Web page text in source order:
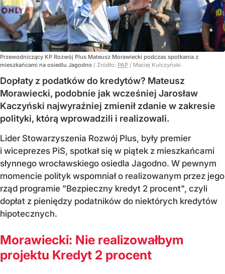
Przewodniczący KP Rozwój Plus Mateusz Morawiecki podczas spotkania z
mieszkańcami na osiedlu Jagodno / Źródło: PAP / Maciej Kulczyński
Dopłaty z podatków do kredytów? Mateusz
Morawiecki, podobnie jak wcześniej Jarosław
Kaczyński najwyraźniej zmienił zdanie w zakresie
polityki, którą wprowadzili i realizowali.
Lider Stowarzyszenia Rozwój Plus, były premier
i wiceprezes PiS, spotkał się w piątek z mieszkańcami
słynnego wrocławskiego osiedla Jagodno. W pewnym
momencie polityk wspomniał o realizowanym przez jego
rząd programie "Bezpieczny kredyt 2 procent", czyli
dopłat z pieniędzy podatników do niektórych kredytów
hipotecznych.
Morawiecki: Nie realizowałbym
projektu Kredyt 2 procent